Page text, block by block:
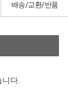
배송/교환/반품
니다.